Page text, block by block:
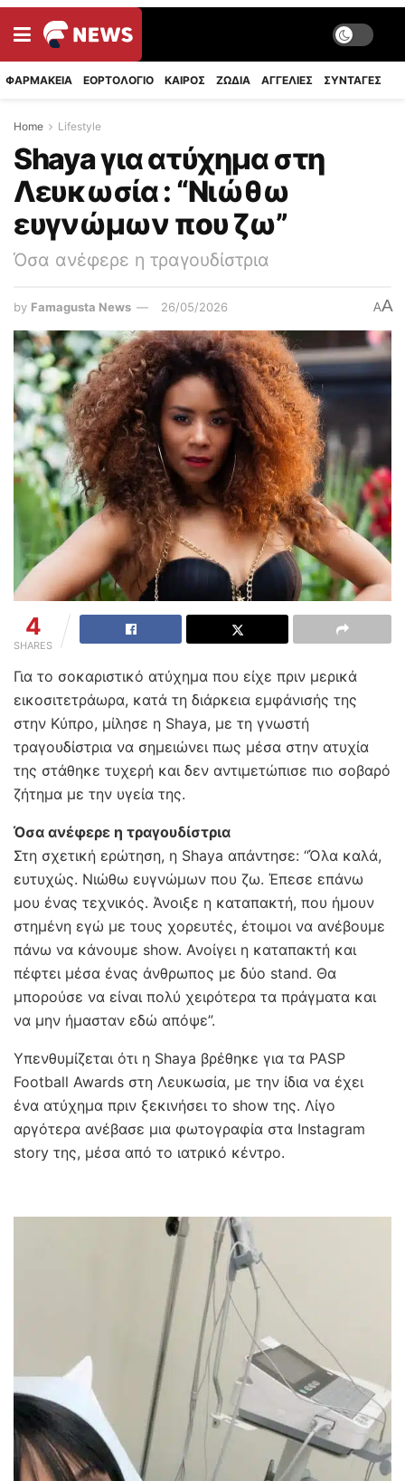
ΦΑΡΜΑΚΕΙΑ ΕΟΡΤΟΛΟΓΙΟ ΚΑΙΡΟΣ ΖΩΔΙΑ ΑΓΓΕΛΙΕΣ ΣΥΝΤΑΓΈΣ
Home Lifestyle
Shaya για ατύχημα στη
Λευκωσία : “Νιώθω
ευγνώμων που ζω”
Όσα ανέφερε η τραγουδίστρια
by Famagusta News 26/05/2026 AA
4
SHARES
Για το σοκαριστικό ατύχημα που είχε πριν μερικά
εικοσιτετράωρα, κατά τη διάρκεια εμφάνισής της
στην Κύπρο, μίλησε η Shaya, με τη γνωστή
τραγουδίστρια να σημειώνει πως μέσα στην ατυχία
της στάθηκε τυχερή και δεν αντιμετώπισε πιο σοβαρό
ζήτημα με την υγεία της.
Όσα ανέφερε η τραγουδίστρια
Στη σχετική ερώτηση, η Shaya απάντησε: “Όλα καλά,
ευτυχώς. Νιώθω ευγνώμων που ζω. Έπεσε επάνω
μου ένας τεχνικός. Άνοιξε η καταπακτή, που ήμουν
στημένη εγώ με τους χορευτές, έτοιμοι να ανέβουμε
πάνω να κάνουμε show. Ανοίγει η καταπακτή και
πέφτει μέσα ένας άνθρωπος με δύο stand. Θα
μπορούσε να είναι πολύ χειρότερα τα πράγματα και
να μην ήμασταν εδώ απόψε”.
Υπενθυμίζεται ότι η Shaya βρέθηκε για τα PASP
Football Awards στη Λευκωσία, με την ίδια να έχει
ένα ατύχημα πριν ξεκινήσει το show της. Λίγο
αργότερα ανέβασε μια φωτογραφία στα Instagram
story της, μέσα από το ιατρικό κέντρο.